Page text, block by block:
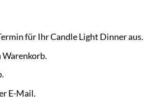
für Ihr Candle Light Dinner aus.
Warenkorb.
E-Mail.